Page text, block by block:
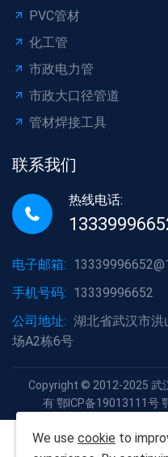
PVC管材
化工管
市政电力管
市政大口径管道
管材焊接工具
联系我们
热线电话:
电子邮箱:
手机号码: 13339996652
公司地址: 湖北省武汉市
场A2栋6号
Copyright © 2012-2025 武
有 鄂ICP备19013111号
We use cookie to